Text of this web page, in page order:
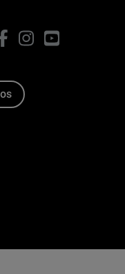
FacebookInstagramYouTube